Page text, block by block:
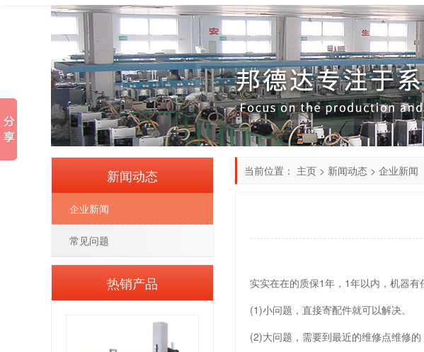
当前位置： 主页 > 新闻动态 > 企业新闻
实实在在的质保1年，1年以内，机器有
(1)小问题，直接寄配件就可以解决。
(2)大问题，需要到最近的维修点维修的
新闻动态
企业新闻
常见问题
热销产品